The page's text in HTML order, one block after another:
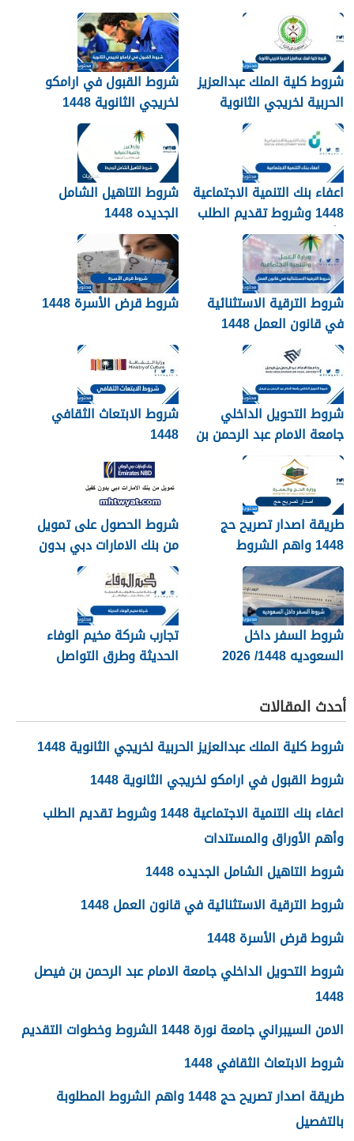
شروط كلية الملك عبدالعزيز
الحربية لخريجي الثانوية
1448
شروط القبول في ارامكو
لخريجي الثانوية 1448
اعفاء بنك التنمية الاجتماعية
1448 وشروط تقديم الطلب
وأهم الأوراق والمستندات
شروط التاهيل الشامل
الجديده 1448
شروط الترقية الاستثنائية
في قانون العمل 1448
شروط قرض الأسرة 1448
شروط التحويل الداخلي
جامعة الامام عبد الرحمن بن
فيصل 1448
شروط الابتعاث الثقافي
1448
طريقة اصدار تصريح حج
1448 واهم الشروط
المطلوبة بالتفصيل
شروط الحصول على تمويل
من بنك الامارات دبي بدون
كفيل 1448
شروط السفر داخل
السعوديه 1448/ 2026
تجارب شركة مخيم الوفاء
الحديثة وطرق التواصل
أحدث المقالات
شروط كلية الملك عبدالعزيز الحربية لخريجي الثانوية 1448
شروط القبول في ارامكو لخريجي الثانوية 1448
اعفاء بنك التنمية الاجتماعية 1448 وشروط تقديم الطلب
وأهم الأوراق والمستندات
شروط التاهيل الشامل الجديده 1448
شروط الترقية الاستثنائية في قانون العمل 1448
شروط قرض الأسرة 1448
شروط التحويل الداخلي جامعة الامام عبد الرحمن بن فيصل
1448
الامن السيبراني جامعة نورة 1448 الشروط وخطوات التقديم
شروط الابتعاث الثقافي 1448
طريقة اصدار تصريح حج 1448 واهم الشروط المطلوبة
بالتفصيل